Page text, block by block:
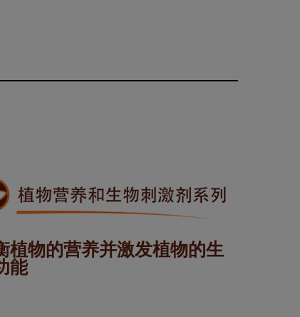
植物的营养并激发植物的生
能